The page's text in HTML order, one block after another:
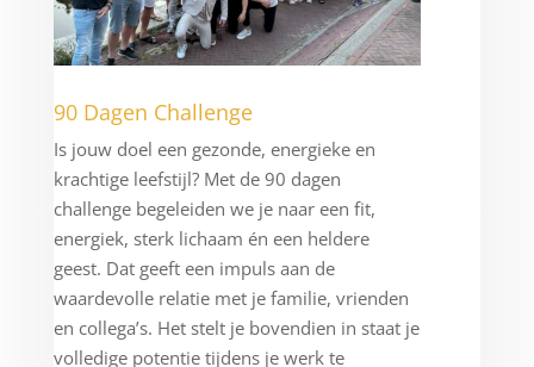
90 Dagen Challenge
Is jouw doel een gezonde, energieke en
krachtige leefstijl? Met de 90 dagen
challenge begeleiden we je naar een fit,
energiek, sterk lichaam én een heldere
geest. Dat geeft een impuls aan de
waardevolle relatie met je familie, vrienden
en collega’s. Het stelt je bovendien in staat je
volledige potentie tijdens je werk te